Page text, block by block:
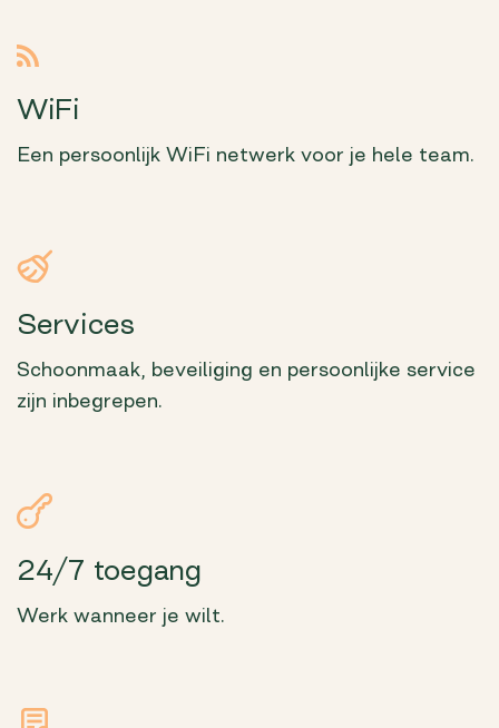
WiFi
Een persoonlijk WiFi netwerk voor je hele team.
Services
Schoonmaak, beveiliging en persoonlijke service
zijn inbegrepen.
24/7 toegang
Werk wanneer je wilt.